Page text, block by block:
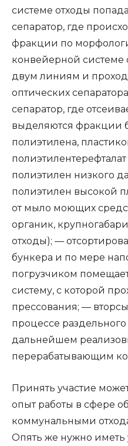
системе отходы
сепаратор, где
фракции по
конвейерной системе
двум линиям и
оптических
сепаратор, где
выделяются фракции
полиэтилена,
полиэтилен низкого
полиэтилен высокой
от мыло моющих
органик,
отходы); —
бункера и по мере
погрузчиком
систему, с которой
прессования; —
процессе
дальнейшем
перерабатывающим
Принять участие
опыт работы в сфере
коммунальными
Опять же нужно иметь